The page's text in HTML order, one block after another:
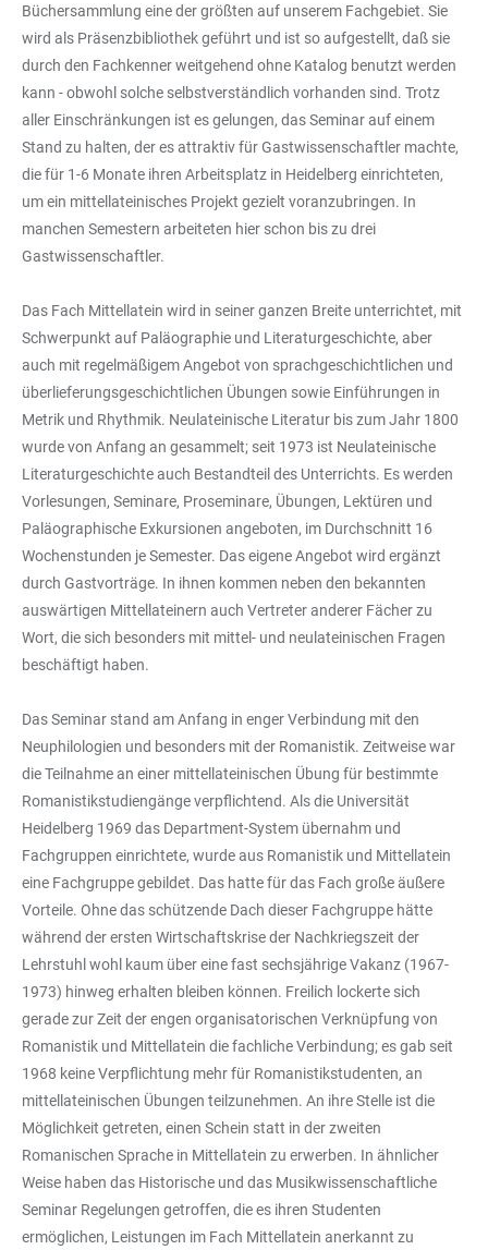
Büchersammlung eine der größten auf unserem Fachgebiet. Sie
wird als Präsenzbibliothek geführt und ist so aufgestellt, daß sie
durch den Fachkenner weitgehend ohne Katalog benutzt werden
kann - obwohl solche selbstverständlich vorhanden sind. Trotz
aller Einschränkungen ist es gelungen, das Seminar auf einem
Stand zu halten, der es attraktiv für Gastwissenschaftler machte,
die für 1-6 Monate ihren Arbeitsplatz in Heidelberg einrichteten,
um ein mittellateinisches Projekt gezielt voranzubringen. In
manchen Semestern arbeiteten hier schon bis zu drei
Gastwissenschaftler.
Das Fach Mittellatein wird in seiner ganzen Breite unterrichtet, mit
Schwerpunkt auf Paläographie und Literaturgeschichte, aber
auch mit regelmäßigem Angebot von sprachgeschichtlichen und
überlieferungsgeschichtlichen Übungen sowie Einführungen in
Metrik und Rhythmik. Neulateinische Literatur bis zum Jahr 1800
wurde von Anfang an gesammelt; seit 1973 ist Neulateinische
Literaturgeschichte auch Bestandteil des Unterrichts. Es werden
Vorlesungen, Seminare, Proseminare, Übungen, Lektüren und
Paläographische Exkursionen angeboten, im Durchschnitt 16
Wochenstunden je Semester. Das eigene Angebot wird ergänzt
durch Gastvorträge. In ihnen kommen neben den bekannten
auswärtigen Mittellateinern auch Vertreter anderer Fächer zu
Wort, die sich besonders mit mittel- und neulateinischen Fragen
beschäftigt haben.
Das Seminar stand am Anfang in enger Verbindung mit den
Neuphilologien und besonders mit der Romanistik. Zeitweise war
die Teilnahme an einer mittellateinischen Übung für bestimmte
Romanistikstudiengänge verpflichtend. Als die Universität
Heidelberg 1969 das Department-System übernahm und
Fachgruppen einrichtete, wurde aus Romanistik und Mittellatein
eine Fachgruppe gebildet. Das hatte für das Fach große äußere
Vorteile. Ohne das schützende Dach dieser Fachgruppe hätte
während der ersten Wirtschaftskrise der Nachkriegszeit der
Lehrstuhl wohl kaum über eine fast sechsjährige Vakanz (1967-
1973) hinweg erhalten bleiben können. Freilich lockerte sich
gerade zur Zeit der engen organisatorischen Verknüpfung von
Romanistik und Mittellatein die fachliche Verbindung; es gab seit
1968 keine Verpflichtung mehr für Romanistikstudenten, an
mittellateinischen Übungen teilzunehmen. An ihre Stelle ist die
Möglichkeit getreten, einen Schein statt in der zweiten
Romanischen Sprache in Mittellatein zu erwerben. In ähnlicher
Weise haben das Historische und das Musikwissenschaftliche
Seminar Regelungen getroffen, die es ihren Studenten
ermöglichen, Leistungen im Fach Mittellatein anerkannt zu